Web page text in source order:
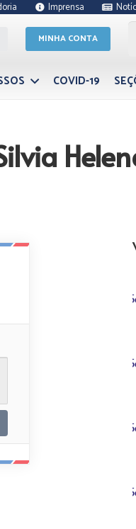
Imprensa
MINHA CONTA
COVID-19